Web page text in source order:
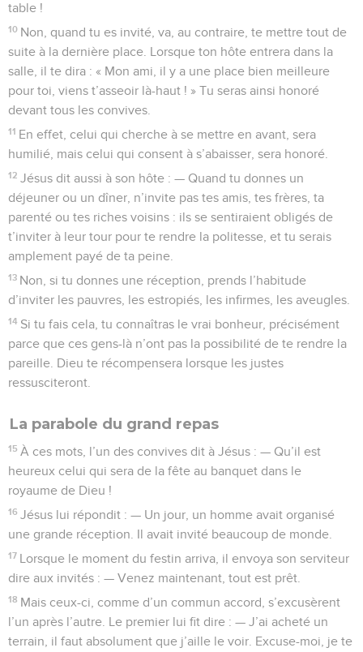
table !
10 Non, quand tu es invité, va, au contraire, te mettre tout de
suite à la dernière place. Lorsque ton hôte entrera dans la
salle, il te dira : « Mon ami, il y a une place bien meilleure
pour toi, viens t’asseoir là-haut ! » Tu seras ainsi honoré
devant tous les convives.
11 En effet, celui qui cherche à se mettre en avant, sera
humilié, mais celui qui consent à s’abaisser, sera honoré.
12 Jésus dit aussi à son hôte : — Quand tu donnes un
déjeuner ou un dîner, n’invite pas tes amis, tes frères, ta
parenté ou tes riches voisins : ils se sentiraient obligés de
t’inviter à leur tour pour te rendre la politesse, et tu serais
amplement payé de ta peine.
13 Non, si tu donnes une réception, prends l’habitude
d’inviter les pauvres, les estropiés, les infirmes, les aveugles.
14 Si tu fais cela, tu connaîtras le vrai bonheur, précisément
parce que ces gens-là n’ont pas la possibilité de te rendre la
pareille. Dieu te récompensera lorsque les justes
ressusciteront.
La parabole du grand repas
15 À ces mots, l’un des convives dit à Jésus : — Qu’il est
heureux celui qui sera de la fête au banquet dans le
royaume de Dieu !
16 Jésus lui répondit : — Un jour, un homme avait organisé
une grande réception. Il avait invité beaucoup de monde.
17 Lorsque le moment du festin arriva, il envoya son serviteur
dire aux invités : — Venez maintenant, tout est prêt.
18 Mais ceux-ci, comme d’un commun accord, s’excusèrent
l’un après l’autre. Le premier lui fit dire : — J’ai acheté un
terrain, il faut absolument que j’aille le voir. Excuse-moi, je te